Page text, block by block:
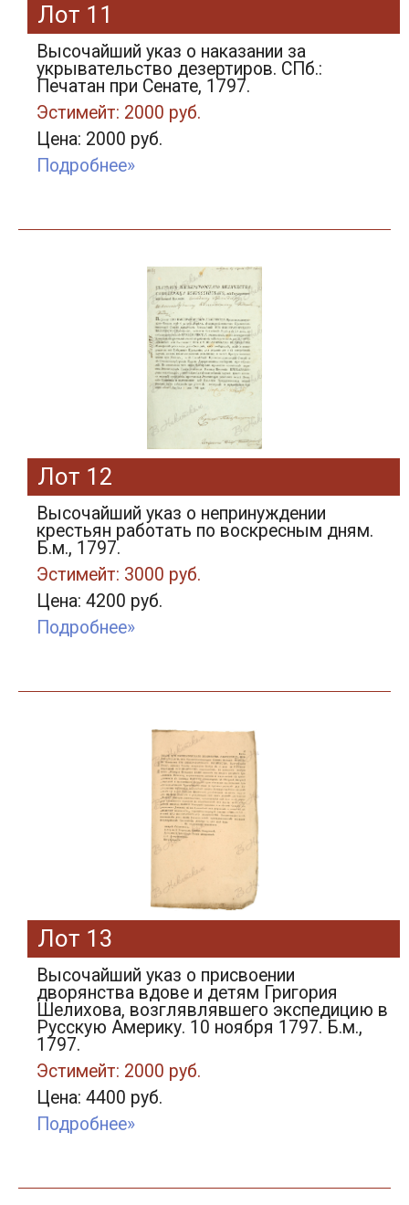
Лот 11
Высочайший указ о наказании за
укрывательство дезертиров. СПб.:
Печатан при Сенате, 1797.
Эстимейт: 2000 руб.
Цена: 2000 руб.
Подробнее»
Лот 12
Высочайший указ о непринуждении
крестьян работать по воскресным дням.
Б.м., 1797.
Эстимейт: 3000 руб.
Цена: 4200 руб.
Подробнее»
Лот 13
Высочайший указ о присвоении
дворянства вдове и детям Григория
Шелихова, возглявлявшего экспедицию в
Русскую Америку. 10 ноября 1797. Б.м.,
1797.
Эстимейт: 2000 руб.
Цена: 4400 руб.
Подробнее»